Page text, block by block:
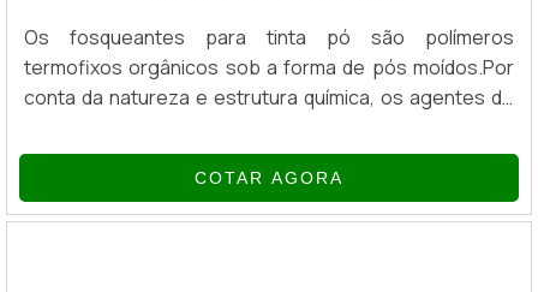
Os fosqueantes para tinta pó são polímeros
termofixos orgânicos sob a forma de pós moídos.Por
conta da natureza e estrutura química, os agentes de
aditivo único ou como um agente “mateante”
suplementar numa variedade de materiais de
revestimento.VANTAGENS DO PRODUTODado o
COTAR AGORA